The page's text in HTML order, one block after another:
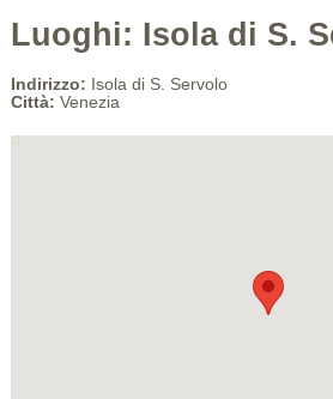
Luoghi: Isola di S.
Indirizzo: Isola di S. Servolo
Città: Venezia